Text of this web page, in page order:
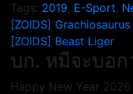
Tags: 2019, E-Sport,
แนะแนว
เรื่อง
[ZOIDS] Grachiosaurus
[ZOIDS] Beast Liger
บก. หมีจะบอก
Happy New Year 2026